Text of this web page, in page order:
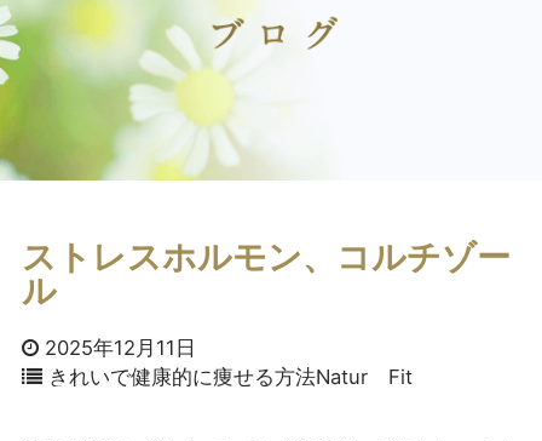
ストレスホルモン、コルチゾー
ル
2025年12月11日
きれいで健康的に痩せる方法Natur Fit